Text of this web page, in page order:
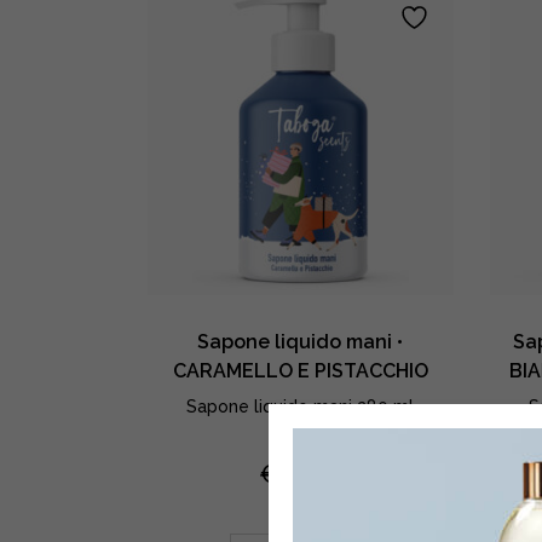
Sapone liquido mani •
CARAMELLO E PISTACCHIO
Sapone liquido mani 280 ml
€